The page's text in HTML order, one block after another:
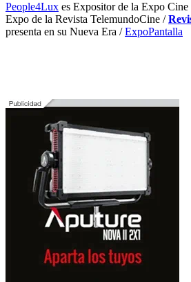
People4Lux es Expositor de la Expo
Expo de la Revista TelemundoCine /
presenta en su Nueva Era /ExpoPantalla